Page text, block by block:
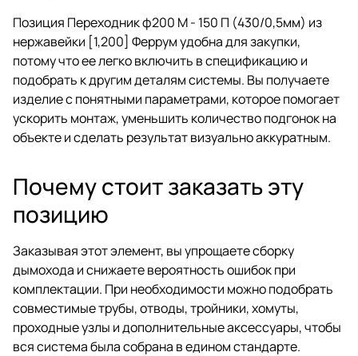
Позиция Переходник ф200 М - 150 П (430/0,5мм) из
нержавейки [1,200] Феррум удобна для закупки,
потому что ее легко включить в спецификацию и
подобрать к другим деталям системы. Вы получаете
изделие с понятными параметрами, которое помогает
ускорить монтаж, уменьшить количество подгонок на
объекте и сделать результат визуально аккуратным.
Почему стоит заказать эту
позицию
Заказывая этот элемент, вы упрощаете сборку
дымохода и снижаете вероятность ошибок при
комплектации. При необходимости можно подобрать
совместимые трубы, отводы, тройники, хомуты,
проходные узлы и дополнительные аксессуары, чтобы
вся система была собрана в едином стандарте.